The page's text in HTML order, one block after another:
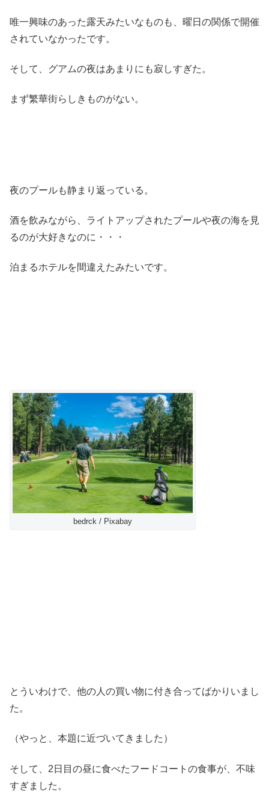
唯一興味のあった露天みたいなものも、曜日の関係で開催
されていなかったです。
そして、グアムの夜はあまりにも寂しすぎた。
まず繁華街らしきものがない。
夜のプールも静まり返っている。
酒を飲みながら、ライトアップされたプールや夜の海を見
るのが大好きなのに・・・
泊まるホテルを間違えたみたいです。
bedrck / Pixabay
とういわけで、他の人の買い物に付き合ってばかりいまし
た。
（やっと、本題に近づいてきました）
そして、2日目の昼に食べたフードコートの食事が、不味
すぎました。